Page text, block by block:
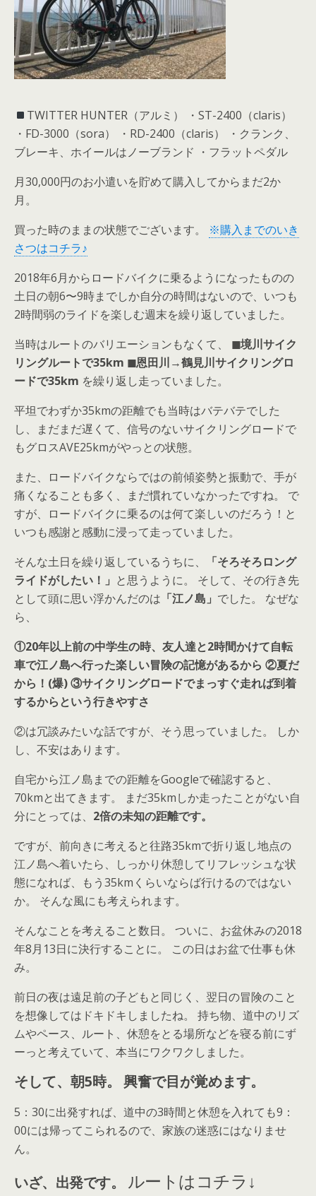
TWITTER HUNTER（アルミ） ・ST-2400（claris）
・FD-3000（sora） ・RD-2400（claris） ・クランク、
ブレーキ、ホイールはノーブランド ・フラットペダル
月30,000円のお小遣いを貯めて購入してからまだ2か
月。
買った時のままの状態でございます。 ※購入までのいき
さつはコチラ♪
2018年6月からロードバイクに乗るようになったものの
土日の朝6〜9時までしか自分の時間はないので、いつも
2時間弱のライドを楽しむ週末を繰り返していました。
当時はルートのバリエーションもなくて、 ◼︎境川サイク
リングルートで35km ◼︎恩田川→鶴見川サイクリングロ
ードで35km を繰り返し走っていました。
平坦でわずか35kmの距離でも当時はバテバテでした
し、まだまだ遅くて、信号のないサイクリングロードで
もグロスAVE25kmがやっとの状態。
また、ロードバイクならではの前傾姿勢と振動で、手が
痛くなることも多く、まだ慣れていなかったですね。 で
すが、ロードバイクに乗るのは何て楽しいのだろう！と
いつも感謝と感動に浸って走っていました。
そんな土日を繰り返しているうちに、
「そろそろロング
ライドがしたい！」 と思うように。 そして、その行き先
として頭に思い浮かんだのは 「江ノ島」 でした。 なぜな
ら、
①20年以上前の中学生の時、友人達と2時間かけて自転
車で江ノ島へ行った楽しい冒険の記憶があるから ②夏だ
から！(爆) ③サイクリングロードでまっすぐ走れば到着
するからという行きやすさ
②は冗談みたいな話ですが、そう思っていました。 しか
し、不安はあります。
自宅から江ノ島までの距離をGoogleで確認すると、
70kmと出てきます。 まだ35kmしか走ったことがない自
分にとっては、 2倍の未知の距離です。
ですが、前向きに考えると往路35kmで折り返し地点の
江ノ島へ着いたら、しっかり休憩してリフレッシュな状
態になれば、もう35kmくらいならば行けるのではない
か。 そんな風にも考えられます。
そんなことを考えること数日。 ついに、お盆休みの2018
年8月13日に決行することに。 この日はお盆で仕事も休
み。
前日の夜は遠足前の子どもと同じく、翌日の冒険のこと
を想像してはドキドキしましたね。 持ち物、道中のリズ
ムやペース、ルート、休憩をとる場所などを寝る前にず
ーっと考えていて、本当にワクワクしました。
そして、朝5時。 興奮で目が覚めます。
5：30に出発すれば、道中の3時間と休憩を入れても9：
00には帰ってこられるので、家族の迷惑にはなりませ
ん。
いざ、出発です。 ルートはコチラ↓